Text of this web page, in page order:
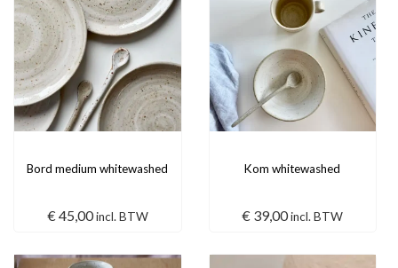
Bord medium whitewashed
€45,00 incl. BTW
Kom whitewashed
€ 39,00incl. BTW